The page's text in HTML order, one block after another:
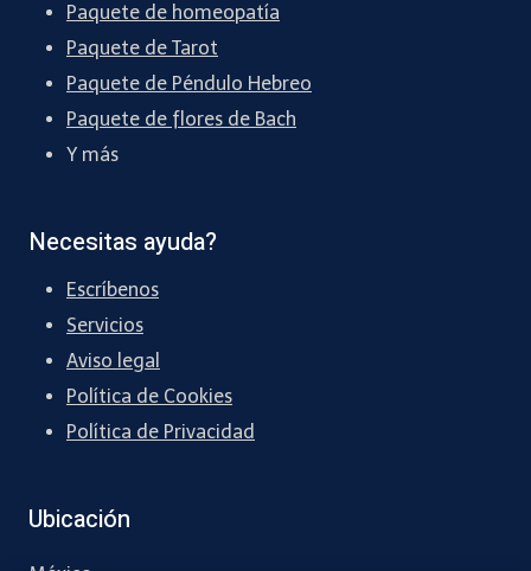
Paquete de homeopatía
Paquete de Tarot
Paquete de Péndulo Hebreo
Paquete de flores de Bach
Y más
Necesitas ayuda?
Escríbenos
Servicios
Aviso legal
Política de Cookies
Política de Privacidad
Ubicación